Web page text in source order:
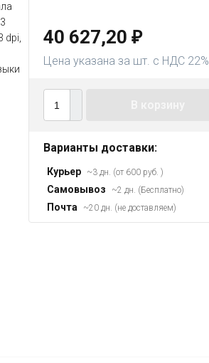
dpi,
40 627,20 ₽
Цена указана за шт. с НДС 22%
Варианты доставки:
Курьер ~3 дн. (от 600 руб. )
Самовывоз ~2 дн. (Бесплатно)
Почта ~20 дн. (не доставляем)